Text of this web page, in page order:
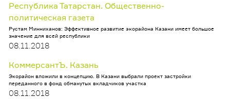
Республика Татарстан. Общественно-
политическая газета
Рустам Минниханов: Эффективное развитие экорайона Казани имеет большое
значение для всей республики
08.11.2018
КоммерсантЪ. Казань
Экорайон вложили в концепцию. В Казани выбрали проект застройки
переданного в фонд обманутых вкладчиков участка
08.11.2018